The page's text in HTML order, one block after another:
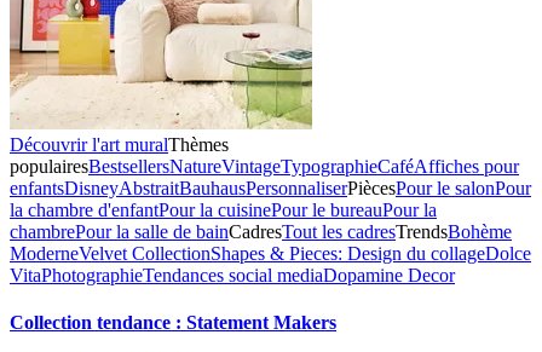
Découvrir l'art muralThèmes
populairesBestsellersNatureVintageTypographieCaféAffiches pour
enfantsDisneyAbstraitBauhausPersonnaliserPiècesPour le salonPour
la chambre d'enfantPour la cuisinePour le bureauPour la
chambrePour la salle de bainCadresTout les cadresTrendsBohème
ModerneVelvet CollectionShapes & Pieces: Design du collageDolce
VitaPhotographieTendances social mediaDopamine Decor
Collection tendance : Statement Makers